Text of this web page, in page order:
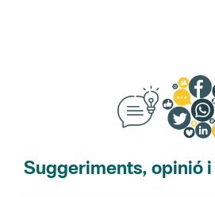
Suggeriments, opinió